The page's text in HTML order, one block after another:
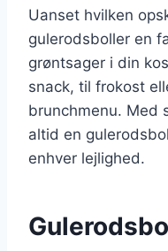
Uanset hvilken
gulerodsboller en
grøntsager i din
snack, til frokost
brunchmenu. Med
altid en
enhver lejlighed.